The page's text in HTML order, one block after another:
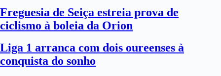
Freguesia de Seiça estreia prova de
ciclismo à boleia da Orion
Liga 1 arranca com dois oureenses à
conquista do sonho